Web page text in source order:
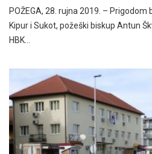
POŽEGA, 28. rujna 2019. –
Kipur i Sukot, požeški biskup Antun
HBK…